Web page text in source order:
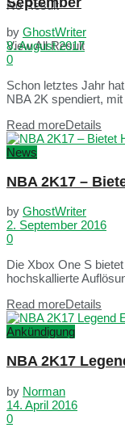
No Result
View All Result
by GhostWriter
8. August 2017
0
Schon letztes Jahr
NBA 2K spendiert,
Read moreDetails
News
NBA 2K17 –
by GhostWriter
2. September 2016
0
Die Xbox One S
hochskallierte
Read moreDetails
Ankündigung
NBA 2K17
by Norman
14. April 2016
0